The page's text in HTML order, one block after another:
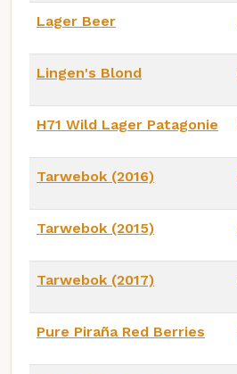
Lager Beer
Lingen's Blond
H71 Wild Lager Patagonie
Tarwebok (2016)
Tarwebok (2015)
Tarwebok (2017)
Pure Piraña Red Berries